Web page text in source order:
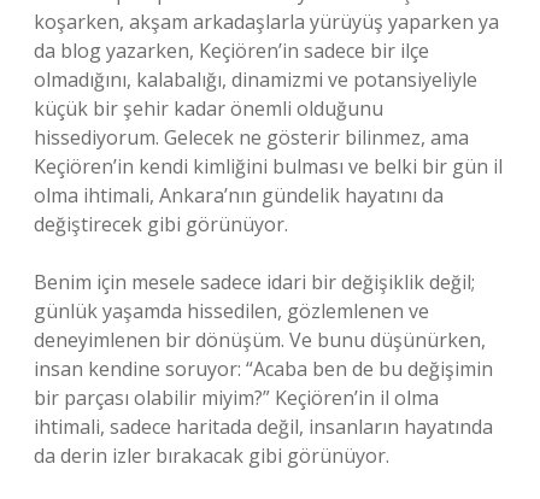
koşarken, akşam arkadaşlarla yürüyüş yaparken ya
da blog yazarken, Keçiören’in sadece bir ilçe
olmadığını, kalabalığı, dinamizmi ve potansiyeliyle
küçük bir şehir kadar önemli olduğunu
hissediyorum. Gelecek ne gösterir bilinmez, ama
Keçiören’in kendi kimliğini bulması ve belki bir gün il
olma ihtimali, Ankara’nın gündelik hayatını da
değiştirecek gibi görünüyor.
Benim için mesele sadece idari bir değişiklik değil;
günlük yaşamda hissedilen, gözlemlenen ve
deneyimlenen bir dönüşüm. Ve bunu düşünürken,
insan kendine soruyor: “Acaba ben de bu değişimin
bir parçası olabilir miyim?” Keçiören’in il olma
ihtimali, sadece haritada değil, insanların hayatında
da derin izler bırakacak gibi görünüyor.